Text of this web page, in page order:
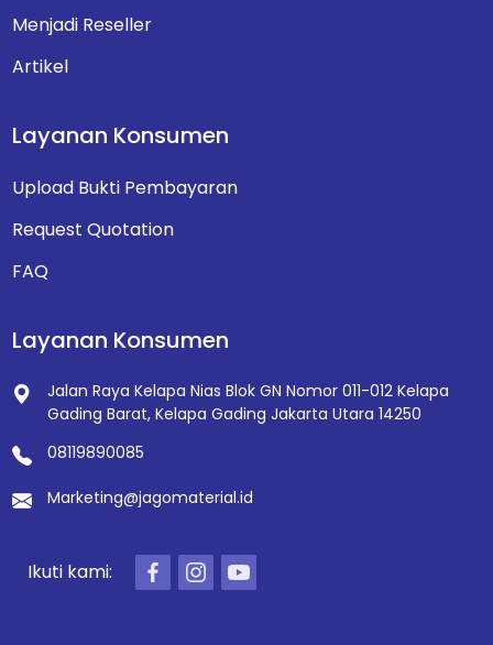
Menjadi Reseller
Artikel
Layanan Konsumen
Upload Bukti Pembayaran
Request Quotation
FAQ
Layanan Konsumen
Jalan Raya Kelapa Nias Blok GN Nomor 011-012Kelapa
Gading Barat, Kelapa Gading Jakarta Utara 14250
08119890085
Marketing@jagomaterial.id
Ikuti kami: